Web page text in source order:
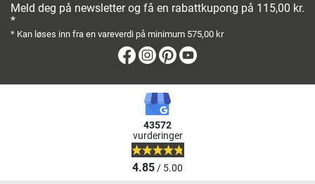
Meld deg på newsletter og få en rabattkupong på 115,00 kr.
*
* Kan løses inn fra en vareverdi på minimum 575,00 kr
Facebook
Instagram
Pinterest
43572
vurderinger
4.85/ 5.00